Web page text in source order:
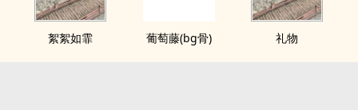
絮絮如霏 葡萄藤(bg骨) 礼物